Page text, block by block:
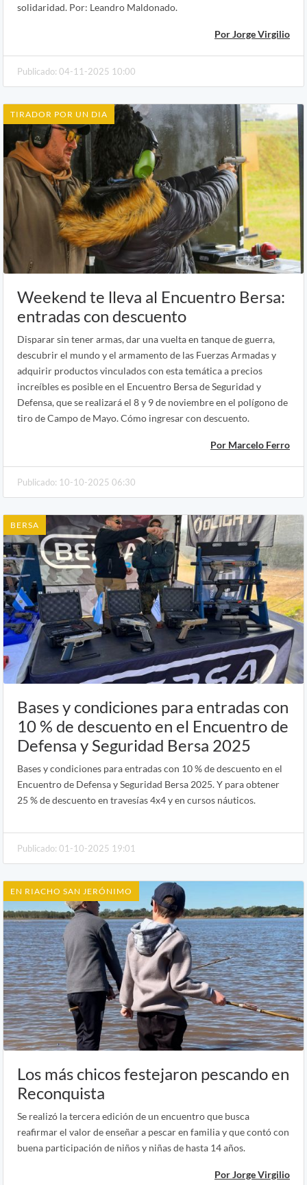
solidaridad. Por: Leandro Maldonado.
Por Jorge Virgilio
Publicado: 04-11-2025 10:00
TIRADOR POR UN DIA
Weekend te lleva al Encuentro Bersa:
entradas con descuento
Disparar sin tener armas, dar una vuelta en tanque de guerra,
descubrir el mundo y el armamento de las Fuerzas Armadas y
adquirir productos vinculados con esta temática a precios
increíbles es posible en el Encuentro Bersa de Seguridad y
Defensa, que se realizará el 8 y 9 de noviembre en el polígono de
tiro de Campo de Mayo. Cómo ingresar con descuento.
Por Marcelo Ferro
Publicado: 10-10-2025 06:30
BERSA
Bases y condiciones para entradas con
10 % de descuento en el Encuentro de
Defensa y Seguridad Bersa 2025
Bases y condiciones para entradas con 10 % de descuento en el
Encuentro de Defensa y Seguridad Bersa 2025. Y para obtener
25 % de descuento en travesías 4x4 y en cursos náuticos.
Publicado: 01-10-2025 19:01
EN RIACHO SAN JERÓNIMO
Los más chicos festejaron pescando en
Reconquista
Se realizó la tercera edición de un encuentro que busca
reafirmar el valor de enseñar a pescar en familia y que contó con
buena participación de niños y niñas de hasta 14 años.
Por Jorge Virgilio